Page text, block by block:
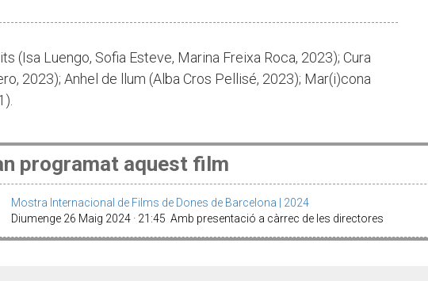
(Isa Luengo, Sofia Esteve, Marina Freixa Roca, 2023); Cura
2023); Anhel de llum (Alba Cros Pellisé, 2023); Mar(i)cona
programat aquest film
Mostra Internacional de Films de Dones de Barcelona | 2024
Diumenge 26 Maig 2024 · 21:45 Amb presentació a càrrec de les directores